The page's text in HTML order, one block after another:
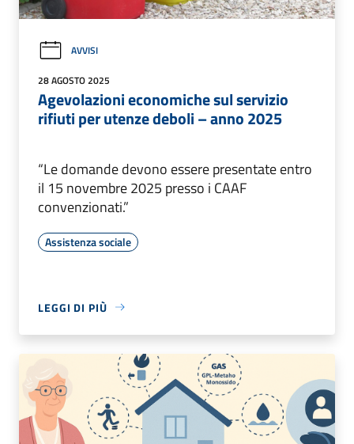
AVVISI
28 AGOSTO 2025
Agevolazioni economiche sul servizio
rifiuti per utenze deboli – anno 2025
“Le domande devono essere presentate entro
il 15 novembre 2025 presso i CAAF
convenzionati.”
Assistenza sociale
LEGGI DI PIÙ